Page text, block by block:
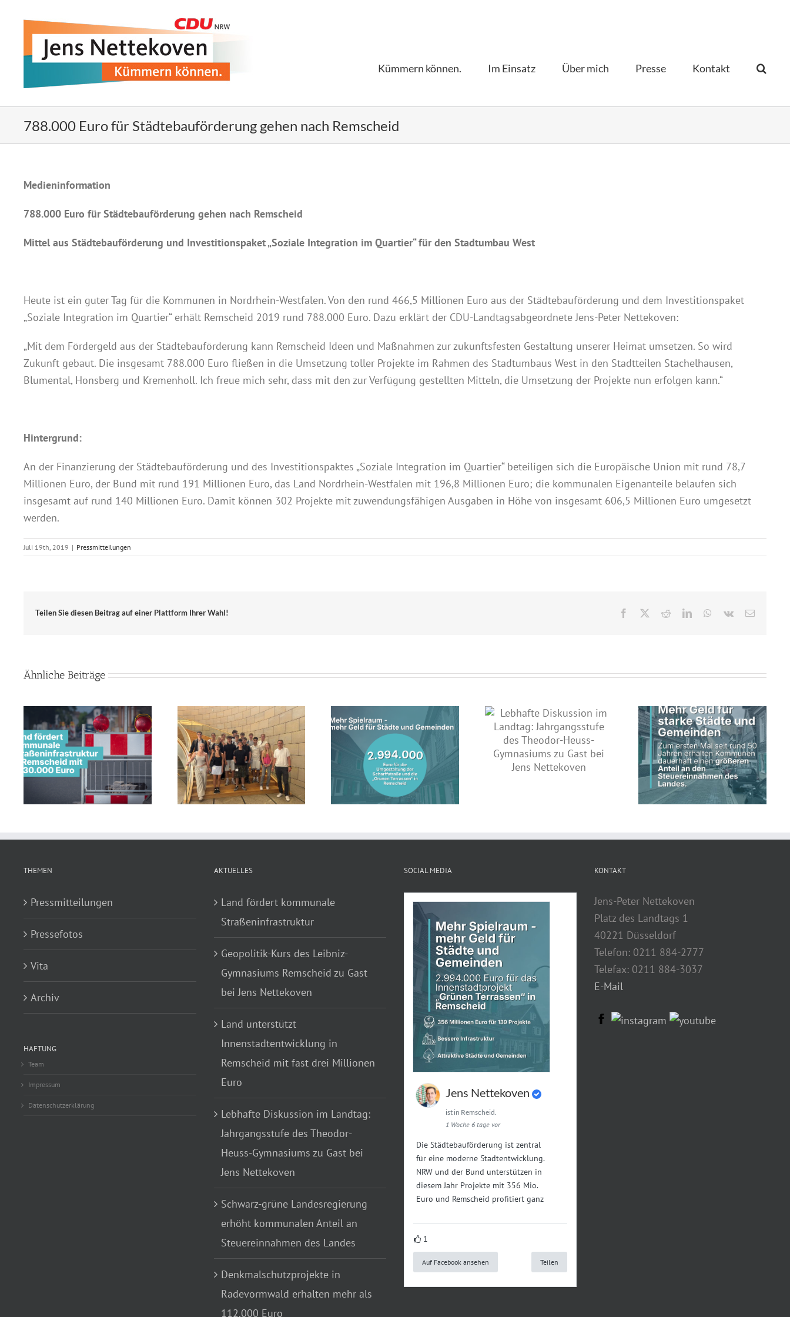
Kümmern können. Im Einsatz Über mich Presse Kontakt­
788.000 Euro für Städtebauförderung gehen nach Remscheid
Medieninformation
788.000 Euro für Städtebauförderung gehen nach Remscheid
Mittel aus Städtebauförderung und Investitionspaket „Soziale Integration im Quartier“ für den Stadtumbau West
Heute ist ein guter Tag für die Kommunen in Nordrhein-Westfalen. Von den rund 466,5 Millionen Euro aus der Städtebauförderung und dem Investitionspaket
„Soziale Integration im Quartier“ erhält Remscheid 2019 rund 788.000 Euro. Dazu erklärt der CDU-Landtagsabgeordnete Jens-Peter Nettekoven:
„Mit dem Fördergeld aus der Städtebauförderung kann Remscheid Ideen und Maßnahmen zur zukunftsfesten Gestaltung unserer Heimat umsetzen. So wird
Zukunft gebaut. Die insgesamt 788.000 Euro fließen in die Umsetzung toller Projekte im Rahmen des Stadtumbaus West in den Stadtteilen Stachelhausen,
Blumental, Honsberg und Kremenholl. Ich freue mich sehr, dass mit den zur Verfügung gestellten Mitteln, die Umsetzung der Projekte nun erfolgen kann.“
Hintergrund:
An der Finanzierung der Städtebauförderung und des Investitionspaktes „Soziale Integration im Quartier“ beteiligen sich die Europäische Union mit rund 78,7
Millionen Euro, der Bund mit rund 191 Millionen Euro, das Land Nordrhein-Westfalen mit 196,8 Millionen Euro; die kommunalen Eigenanteile belaufen sich
insgesamt auf rund 140 Millionen Euro. Damit können 302 Projekte mit zuwendungsfähigen Ausgaben in Höhe von insgesamt 606,5 Millionen Euro umgesetzt
werden.
Juli 19th, 2019 | Pressmitteilungen
Teilen Sie diesen Beitrag auf einer Plattform Ihrer Wahl! Facebook RedditLinkedInWhatsApp
Vk
E-
Ähnliche Beiträge
Geopolitik-Kurs des Leibniz-
Gymnasiums Remscheid zu
Gast bei Jens Nettekoven
Land unterstützt
Innenstadtentwicklung in
Remscheid mit fast drei
Millionen Euro
Lebhafte Diskussion im
Landtag: Jahrgangsstufe des
Theodor-Heuss-Gymnasiums
zu Gast bei Jens Nettekoven
Schwarz-grüne
Landesregierung erhöht
kommunalen Anteil an
Land fördert kommunale
Straßeninfrastruktur
THEMEN
Pressmitteilungen
Pressefotos
Vita
Archiv
HAFTUNG
Team
Impressum
Datenschutzerklärung
AKTUELLES
Land fördert kommunale
Straßeninfrastruktur
Geopolitik-Kurs des Leibniz-
Gymnasiums Remscheid zu Gast
bei Jens Nettekoven
Land unterstützt
Innenstadtentwicklung in
Remscheid mit fast drei Millionen
Euro
Lebhafte Diskussion im Landtag:
Jahrgangsstufe des Theodor-
Heuss-Gymnasiums zu Gast bei
Jens Nettekoven
Schwarz-grüne Landesregierung
erhöht kommunalen Anteil an
Steuereinnahmen des Landes
Denkmalschutzprojekte in
Radevormwald erhalten mehr als
112.000 Euro
SOCIAL MEDIA
Jens Nettekoven
ist in Remscheid.
1 Woche 6 tage vor
Die Städtebauförderung ist zentral
für eine moderne Stadtentwicklung.
NRW und der Bund unterstützen in
diesem Jahr Projekte mit 356 Mio.
Euro und Remscheid profitiert ganz
1
Auf Facebook ansehen Teilen
KONTAKT
Jens-Peter Nettekoven
Platz des Landtags 1
40221 Düsseldorf
Telefon: 0211 884-2777
Telefax: 0211 884-3037
E-Mail